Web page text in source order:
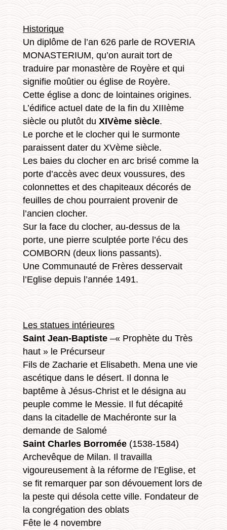
Historique
Un diplôme de l’an 626 parle de ROVERIA
MONASTERIUM, qu’on aurait tort de
traduire par monastère de Royère et qui
signifie moûtier ou église de Royère.
Cette église a donc de lointaines origines.
L’édifice actuel date de la fin du XIIIème
siècle ou plutôt du XIVème siècle.
Le porche et le clocher qui le surmonte
paraissent dater du XVème siècle.
Les baies du clocher en arc brisé comme la
porte d’accès avec deux voussures, des
colonnettes et des chapiteaux décorés de
feuilles de chou pourraient provenir de
l’ancien clocher.
Sur la face du clocher, au-dessus de la
porte, une pierre sculptée porte l’écu des
COMBORN (deux lions passants).
Une Communauté de Frères desservait
l’Eglise depuis l’année 1491.
Les statues intérieures
Saint Jean-Baptiste –« Prophète du Très
haut » le Précurseur
Fils de Zacharie et Elisabeth. Mena une vie
ascétique dans le désert. Il donna le
baptême à Jésus-Christ et le désigna au
peuple comme le Messie. Il fut décapité
dans la citadelle de Machéronte sur la
demande de Salomé
Saint Charles Borromée (1538-1584)
Archevêque de Milan. Il travailla
vigoureusement à la réforme de l’Eglise, et
se fit remarquer par son dévouement lors de
la peste qui désola cette ville. Fondateur de
la congrégation des oblats
Fête le 4 novembre